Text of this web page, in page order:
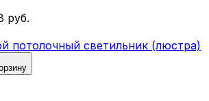
руб.
потолочный светильник (люстра)